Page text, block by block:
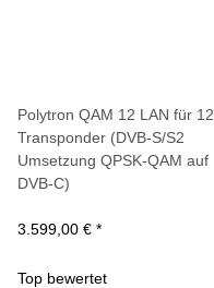
Polytron QAM 12 LAN für 12
Transponder (DVB-S/S2
Umsetzung QPSK-QAM auf
DVB-C)
3.599,00 € *
Top bewertet